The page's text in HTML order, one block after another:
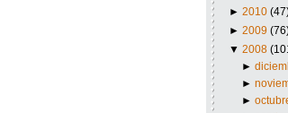
► 2010
► 2009
▼ 2008
►
►
►